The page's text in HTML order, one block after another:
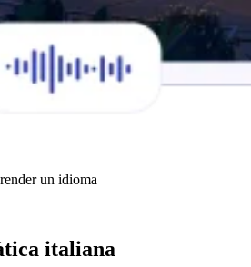
un idioma
italiana